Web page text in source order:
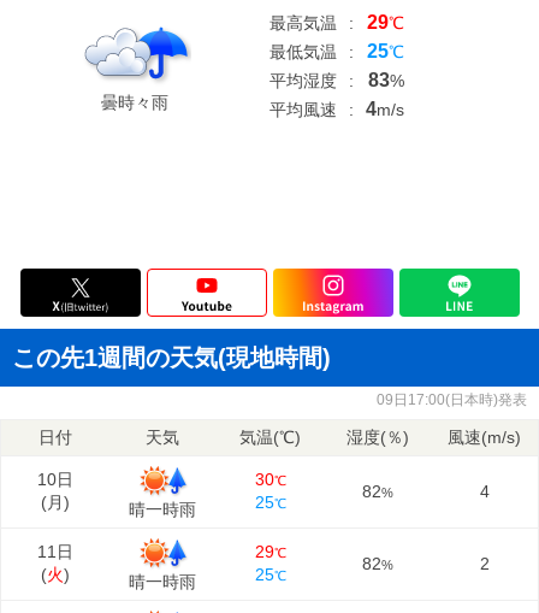
曇時々雨
最高気温 : 29℃
最低気温
: 25℃
平均湿度
: 83%
平均風速
: 4m/s
この先1週間の天気(現地時間)
09日17:00(日本時)発表
日付 天気 気温(℃) 湿度(％) 風速(m/s)
10日
(月) 晴一時雨
30℃
25℃
82% 4
11日
(火) 晴一時雨
29℃
25℃
82% 2